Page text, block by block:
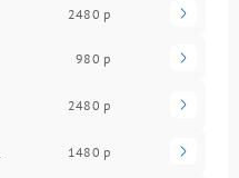
2480 р
980 р
2480 р
1480 р